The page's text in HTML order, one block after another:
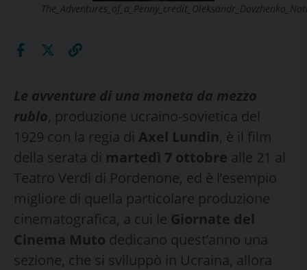
Le avventure di una moneta da mezzo
rublo, produzione ucraino-sovietica del
1929 con la regia di Axel Lundin, è il film
della serata di martedì 7 ottobre alle 21 al
Teatro Verdi di Pordenone, ed è l’esempio
migliore di quella particolare produzione
cinematografica, a cui le Giornate del
Cinema Muto dedicano quest’anno una
sezione, che si sviluppò in Ucraina, allora